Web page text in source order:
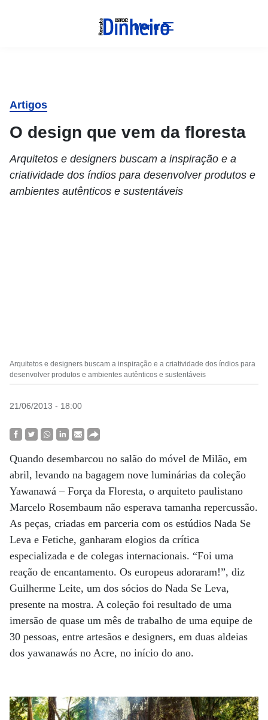
Menu
Artigos
O design que vem da floresta
Arquitetos e designers buscam a inspiração e a
criatividade dos índios para desenvolver produtos e
ambientes autênticos e sustentáveis
Arquitetos e designers buscam a inspiração e a criatividade dos índios para
desenvolver produtos e ambientes autênticos e sustentáveis
21/06/2013 - 18:00
Quando desembarcou no salão do móvel de Milão, em
abril, levando na bagagem nove luminárias da coleção
Yawanawá – Força da Floresta, o arquiteto paulistano
Marcelo Rosembaum não esperava tamanha repercussão.
As peças, criadas em parceria com os estúdios Nada Se
Leva e Fetiche, ganharam elogios da crítica
especializada e de colegas internacionais. “Foi uma
reação de encantamento. Os europeus adoraram!”, diz
Guilherme Leite, um dos sócios do Nada Se Leva,
presente na mostra. A coleção foi resultado de uma
imersão de quase um mês de trabalho de uma equipe de
30 pessoas, entre artesãos e designers, em duas aldeias
dos yawanawás no Acre, no início do ano.